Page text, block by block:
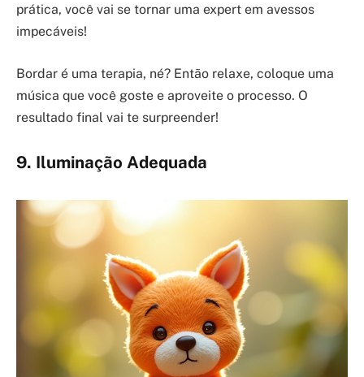
prática, você vai se tornar uma expert em avessos
impecáveis!
Bordar é uma terapia, né? Então relaxe, coloque uma
música que você goste e aproveite o processo. O
resultado final vai te surpreender!
9. Iluminação Adequada